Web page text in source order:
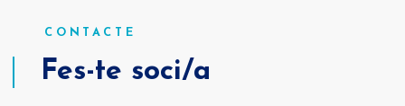
CONTACTE
Fes-te soci/a